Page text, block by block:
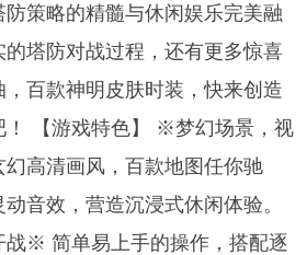
策略的精髓与休闲娱乐完美融
塔防对战过程，还有更多惊喜
百款神明皮肤时装，快来创造
！ 【游戏特色】 ※梦幻场景，视
高清画风，百款地图任你驰
音效，营造沉浸式休闲体验。
※ 简单易上手的操作，搭配逐